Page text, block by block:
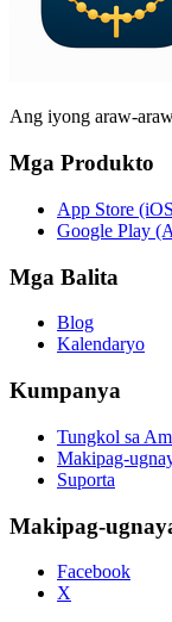
Ang iyong araw-
Mga Produkto
App Store
Google Play
Mga Balita
Blog
Kalendaryo
Kumpanya
Tungkol sa
Makipag-
Suporta
Makipag-
Facebook
X